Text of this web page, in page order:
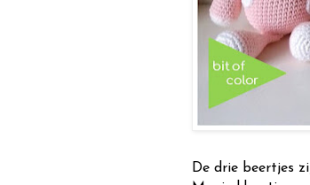
De drie beertjes